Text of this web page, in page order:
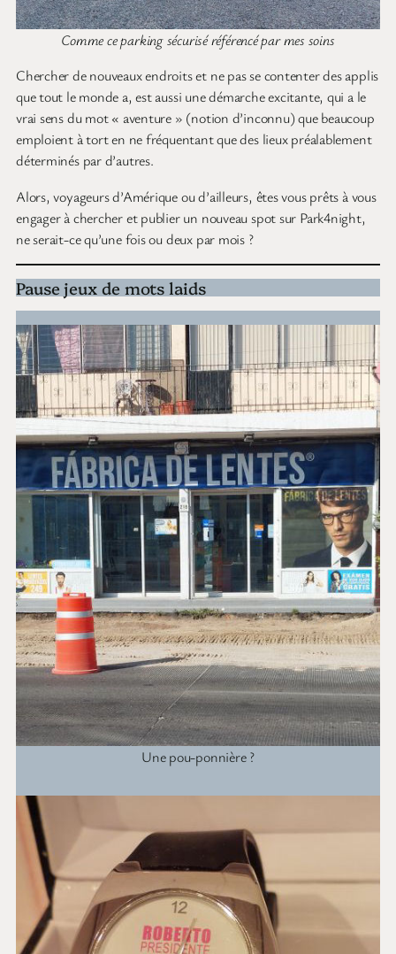
Comme ce parking sécurisé référencé par mes soins
Chercher de nouveaux endroits et ne pas se contenter des applis
que tout le monde a, est aussi une démarche excitante, qui a le
vrai sens du mot « aventure » (notion d’inconnu) que beaucoup
emploient à tort en ne fréquentant que des lieux préalablement
déterminés par d’autres.
Alors, voyageurs d’Amérique ou d’ailleurs, êtes vous prêts à vous
engager à chercher et publier un nouveau spot sur Park4night,
ne serait-ce qu’une fois ou deux par mois ?
Pause jeux de mots laids
Une pou-ponnière ?